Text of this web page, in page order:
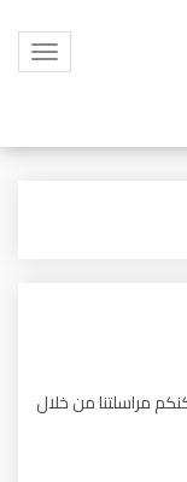
Toggle
مراسلتنا من خلال